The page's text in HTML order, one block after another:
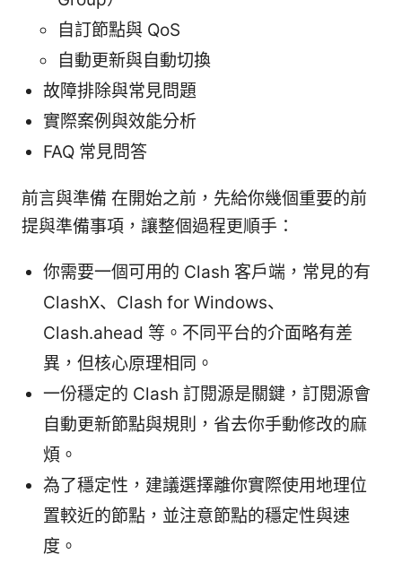
自訂節點與 QoS
自動更新與自動切換
故障排除與常見問題
實際案例與效能分析
FAQ 常見問答
前言與準備 在開始之前，先給你幾個重要的前
提與準備事項，讓整個過程更順手：
你需要一個可用的 Clash 客戶端，常見的有
ClashX、Clash for Windows、
Clash.ahead 等。不同平台的介面略有差
異，但核心原理相同。
一份穩定的 Clash 訂閱源是關鍵，訂閱源會
自動更新節點與規則，省去你手動修改的麻
煩。
為了穩定性，建議選擇離你實際使用地理位
置較近的節點，並注意節點的穩定性與速
度。